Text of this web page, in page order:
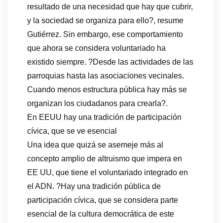
resultado de una necesidad que hay que cubrir,
y la sociedad se organiza para ello?, resume
Gutiérrez. Sin embargo, ese comportamiento
que ahora se considera voluntariado ha
existido siempre. ?Desde las actividades de las
parroquias hasta las asociaciones vecinales.
Cuando menos estructura pública hay más se
organizan los ciudadanos para crearla?.
En EEUU hay una tradición de participación
cívica, que se ve esencial
Una idea que quizá se asemeje más al
concepto amplio de altruismo que impera en
EE UU, que tiene el voluntariado integrado en
el ADN. ?Hay una tradición pública de
participación cívica, que se considera parte
esencial de la cultura democrática de este